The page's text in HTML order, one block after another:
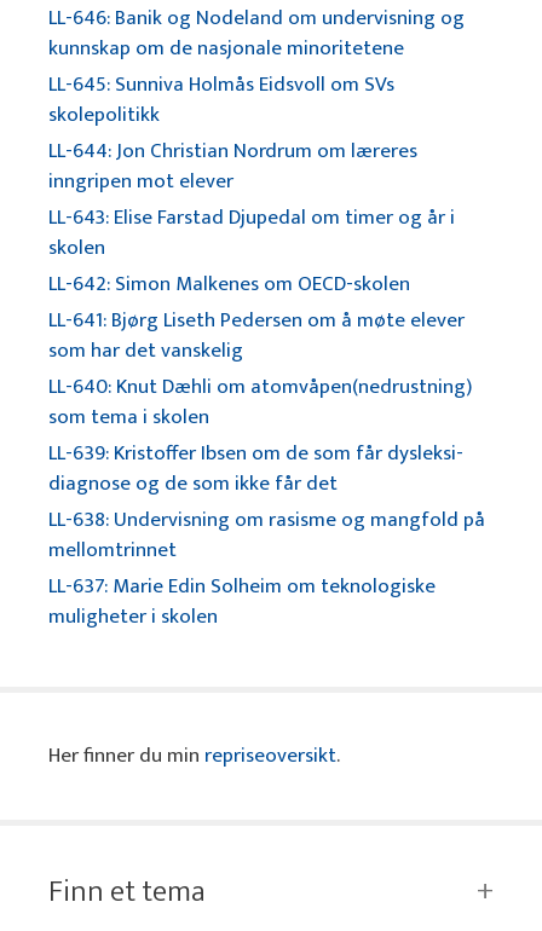
LL-646: Banik og Nodeland om undervisning og
kunnskap om de nasjonale minoritetene
LL-645: Sunniva Holmås Eidsvoll om SVs
skolepolitikk
LL-644: Jon Christian Nordrum om læreres
inngripen mot elever
LL-643: Elise Farstad Djupedal om timer og år i
skolen
LL-642: Simon Malkenes om OECD-skolen
LL-641: Bjørg Liseth Pedersen om å møte elever
som har det vanskelig
LL-640: Knut Dæhli om atomvåpen(nedrustning)
som tema i skolen
LL-639: Kristoffer Ibsen om de som får dysleksi-
diagnose og de som ikke får det
LL-638: Undervisning om rasisme og mangfold på
mellomtrinnet
LL-637: Marie Edin Solheim om teknologiske
muligheter i skolen
Her finner du min repriseoversikt.
Finn et tema